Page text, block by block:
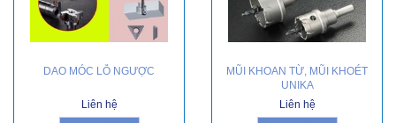
DAO MÓC LỖ NGƯỢC
Liên hệ
MŨI KHOAN TỪ, MŨI KHOÉT
UNIKA
Liên hệ